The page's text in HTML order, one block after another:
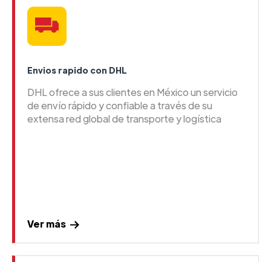
Envios rapido con DHL
DHL ofrece a sus clientes en México un servicio
de envío rápido y confiable a través de su
extensa red global de transporte y logística
Ver más